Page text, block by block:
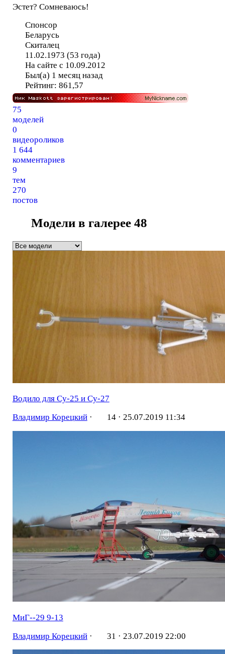
Эстет? Сомневаюсь!
Спонсор
Беларусь
Скиталец
11.02.1973 (53 года)
На сайте с 10.09.2012
Был(а) 1 месяц назад
Рейтинг: 861,57
75
моделей
0
видеороликов
1 644
комментариев
9
тем
270
постов
Модели в галерее48
Водило для Су-25 и Су-27
Владимир Корецкий· 14 · 25.07.2019 11:34
МиГ--29 9-13
Владимир Корецкий· 31 · 23.07.2019 22:00